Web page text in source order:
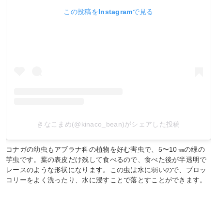
この投稿をInstagramで見る
きなこまめ(@kinaco_bean)がシェアした投稿
コナガの幼虫もアブラナ科の植物を好む害虫で、5〜10㎜の緑の
芋虫です。葉の表皮だけ残して食べるので、食べた後が半透明で
レースのような形状になります。この虫は水に弱いので、ブロッ
コリーをよく洗ったり、水に浸すことで落とすことができます。